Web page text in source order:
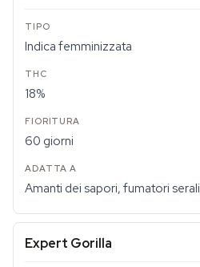
Indica femminizzata
18%
60 giorni
Amanti dei sapori, fumatori serali
Expert Gorilla